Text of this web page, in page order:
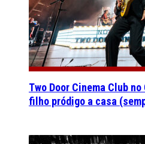
Two Door Cinema Club
filho pródigo a casa